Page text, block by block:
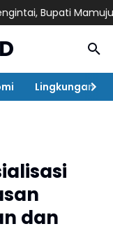
Bupati Mamuju
Lingkungan
dan